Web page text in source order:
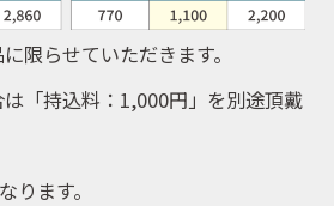
に限らせていただきます。
「持込料：1,000円」を別途頂戴
ます。